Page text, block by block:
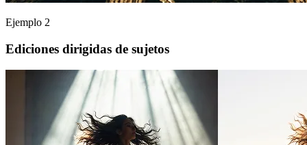
Ejemplo 2
Ediciones dirigidas de sujetos